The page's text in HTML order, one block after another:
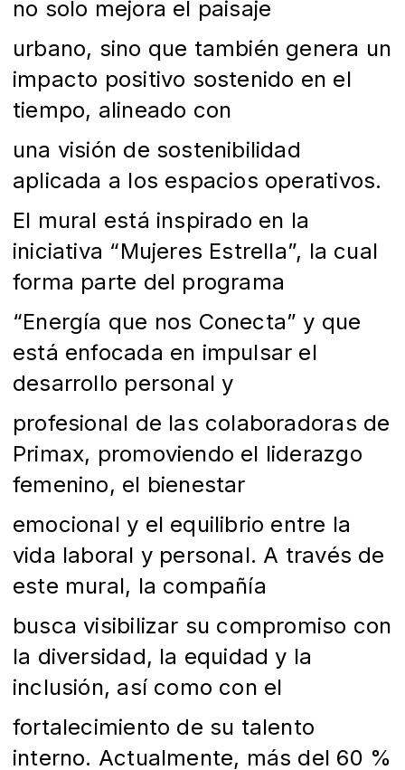
no solo mejora el paisaje
urbano, sino que también genera un
impacto positivo sostenido en el
tiempo, alineado con
una visión de sostenibilidad
aplicada a los espacios operativos.
El mural está inspirado en la
iniciativa “Mujeres Estrella”, la cual
forma parte del programa
“Energía que nos Conecta” y que
está enfocada en impulsar el
desarrollo personal y
profesional de las colaboradoras de
Primax, promoviendo el liderazgo
femenino, el bienestar
emocional y el equilibrio entre la
vida laboral y personal. A través de
este mural, la compañía
busca visibilizar su compromiso con
la diversidad, la equidad y la
inclusión, así como con el
fortalecimiento de su talento
interno. Actualmente, más del 60 %